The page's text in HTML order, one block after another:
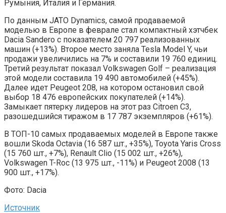
Румыния, Италия и Германия.
По данным JATO Dynamics, самой продаваемой
моделью в Европе в феврале стал компактный хэтчбек
Dacia Sandero с показателем 20 797 реализованных
машин (+13%). Второе место заняла Tesla Model Y, чьи
продажи увеличились на 7% и составили 19 760 единиц.
Третий результат показал Volkswagen Golf – реализация
этой модели составила 19 490 автомобилей (+45%).
Далее идет Peugeot 208, на котором остановил свой
выбор 18 476 европейских покупателей (+14%).
Замыкает пятерку лидеров на этот раз Citroen C3,
разошедшийся тиражом в 17 787 экземпляров (+61%).
В ТОП-10 самых продаваемых моделей в Европе также
вошли Skoda Octavia (16 587 шт., +35%), Toyota Yaris Cross
(15 760 шт., +7%), Renault Clio (15 002 шт., +26%),
Volkswagen T-Roc (13 975 шт., -11%) и Peugeot 2008 (13
900 шт., +17%).
Фото: Dacia
Источник